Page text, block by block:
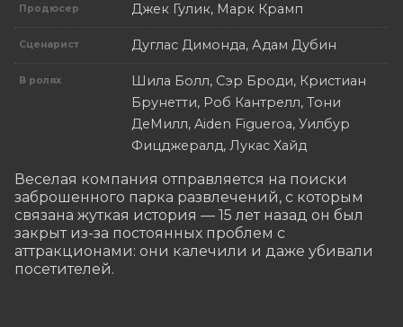
Продюсер Джек Гулик, Марк Крамп
Сценарист Дуглас Димонда, Адам Дубин
В ролях
Шила Болл, Сэр Броди, Кристиан
Брунетти, Роб Кантрелл, Тони
ДеМилл, Aiden Figueroa, Уилбур
Фицджералд, Лукас Хайд
Веселая компания отправляется на поиски
заброшенного парка развлечений, с которым
связана жуткая история — 15 лет назад он был
закрыт из-за постоянных проблем с
аттракционами: они калечили и даже убивали
посетителей.